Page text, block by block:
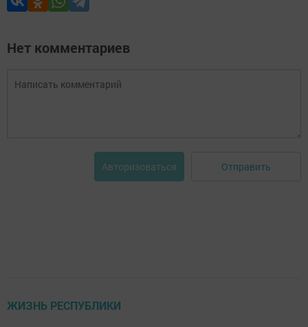
Нет комментариев
Авторизоваться Отправить
ЖИЗНЬ РЕСПУБЛИКИ